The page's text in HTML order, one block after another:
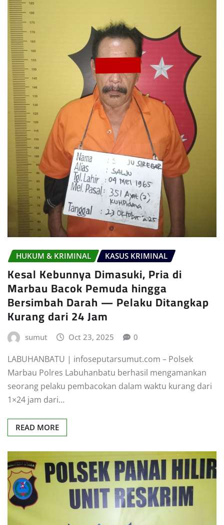
HUKUM & KRIMINAL KASUS KRIMINAL
Kesal Kebunnya Dimasuki, Pria di
Marbau Bacok Pemuda hingga
Bersimbah Darah — Pelaku Ditangkap
Kurang dari 24 Jam
sumut Oct 23, 2025 0
LABUHANBATU | infoseputarsumut.com – Polsek
Marbau Polres Labuhanbatu berhasil mengamankan
seorang pelaku pembacokan dalam waktu kurang dari
1×24 jam dari…
READ MORE